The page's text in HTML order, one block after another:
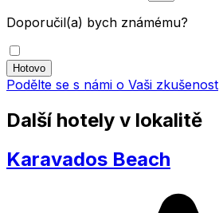
Doporučil(a) bych známému?
Podělte se s námi o Vaši zkušenost
Další hotely v lokalitě
Karavados Beach